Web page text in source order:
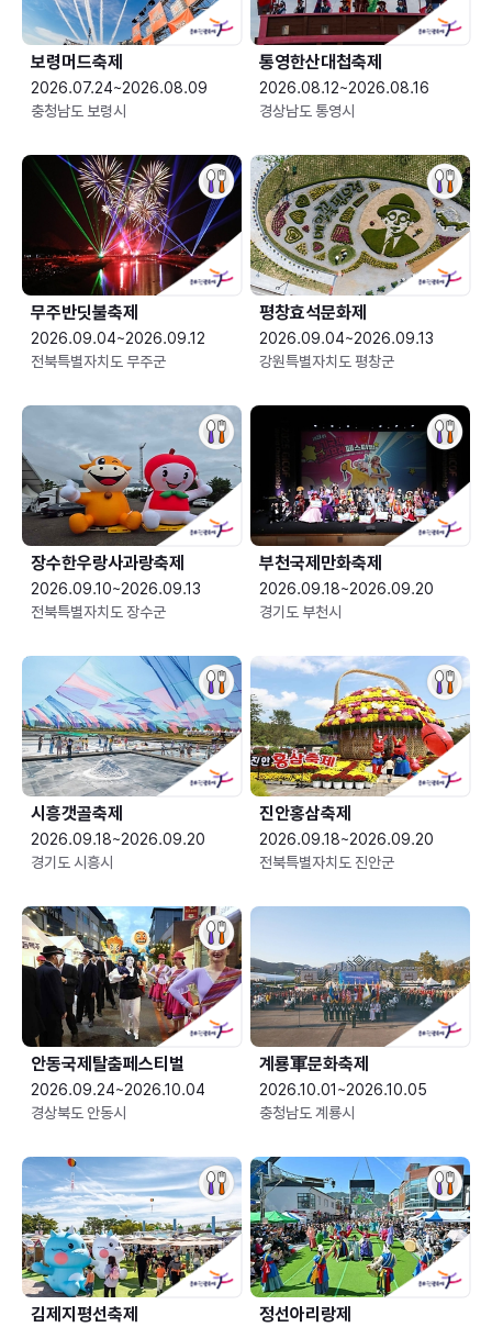
보령머드축제
2026.07.24~2026.08.09
충청남도 보령시
통영한산대첩축제
2026.08.12~2026.08.16
경상남도 통영시
무주반딧불축제
2026.09.04~2026.09.12
전북특별자치도 무주군
평창효석문화제
2026.09.04~2026.09.13
강원특별자치도 평창군
장수한우랑사과랑축제
2026.09.10~2026.09.13
전북특별자치도 장수군
부천국제만화축제
2026.09.18~2026.09.20
경기도 부천시
시흥갯골축제
2026.09.18~2026.09.20
경기도 시흥시
진안홍삼축제
2026.09.18~2026.09.20
전북특별자치도 진안군
안동국제탈춤페스티벌
2026.09.24~2026.10.04
경상북도 안동시
2026.10.01~2026.10.05
충청남도 계룡시
김제지평선축제 정선아리랑제